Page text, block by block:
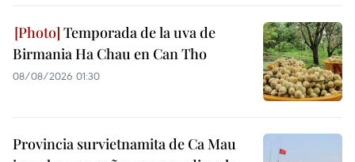
Temporada de la uva de
Birmania Ha Chau en Can Tho
08/08/2026 01:30
Provincia survietnamita de Ca Mau